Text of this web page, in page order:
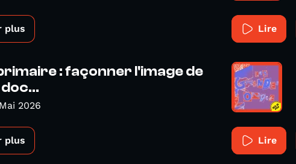
plus Lire
: façonner l'image de
2026
plus Lire